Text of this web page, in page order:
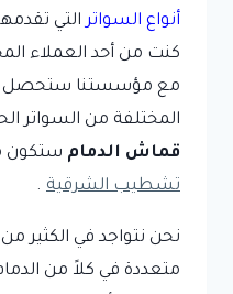
أنواع السواترالتي
كنت من أحد العملاء
مع مؤسستنا ستحصل
المختلفة من السواتر
قماش الدمام ستكون
تشطيب الشرقية .
نحن نتواجد في الكثير
متعددة في كلاً من